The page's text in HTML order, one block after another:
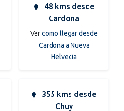
48 kms desde
Cardona
Vercomo llegar desde
Cardona a Nueva
Helvecia
355 kms desde
Chuy